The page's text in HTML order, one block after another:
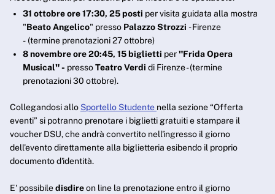
31 ottobre ore 17:30, 25 posti per visita guidata alla mostra
"Beato Angelico" presso Palazzo Strozzi - Firenze
- (termine prenotazioni 27 ottobre)
8 novembre ore 20:45, 15 biglietti per"Frida Opera
Musical" - pressoTeatro Verdi di Firenze - (termine
prenotazioni 30 ottobre).
Collegandosi allo Sportello Studente nella sezione “Offerta
eventi” si potranno prenotare i biglietti gratuiti e stampare il
voucher DSU, che andrà convertito nell'ingresso il giorno
dell'evento direttamente alla biglietteria esibendo il proprio
documento d'identità.
E' possibiledisdireon line la prenotazione entro il giorno